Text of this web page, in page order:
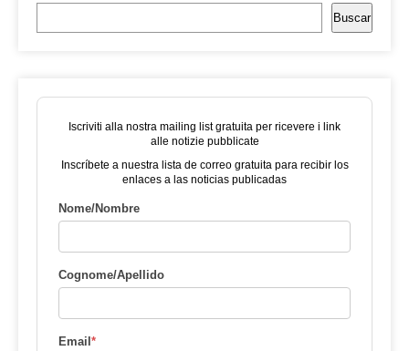
Buscar
Iscriviti alla nostra mailing list gratuita per ricevere i link
alle notizie pubblicate
Inscríbete a nuestra lista de correo gratuita para recibir los
enlaces a las noticias publicadas
Nome/Nombre
Cognome/Apellido
Email*